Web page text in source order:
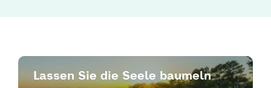
Lassen Sie die Seele baumeln